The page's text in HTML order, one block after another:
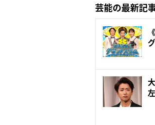
芸能の最新記